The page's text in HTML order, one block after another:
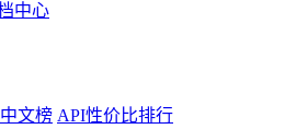
中心
文榜 API性价比排行